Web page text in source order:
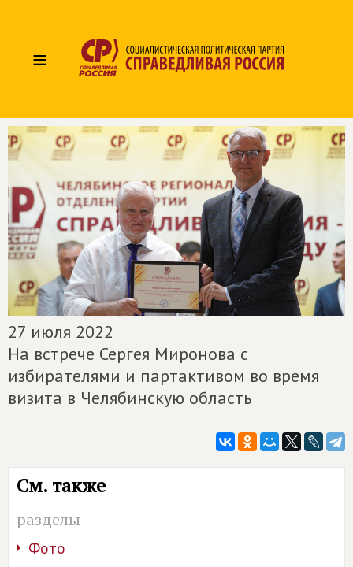
≡
27 июля 2022
На встрече Сергея Миронова с
избирателями и партактивом во время
визита в Челябинскую область
См. также
разделы
Фото